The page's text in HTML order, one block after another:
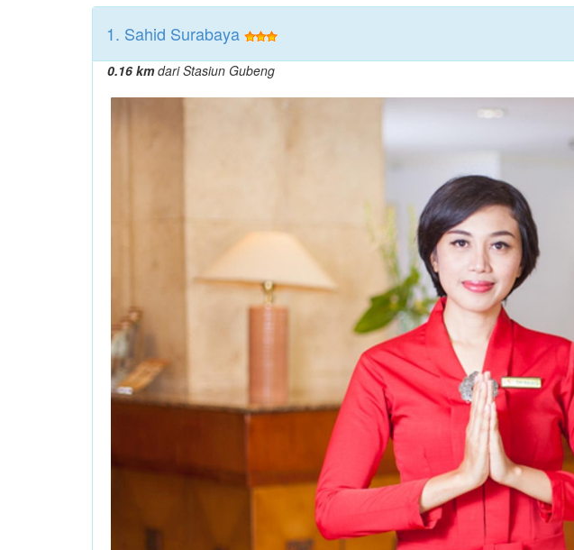
1. Sahid Surabaya
0.16 kmdari Stasiun Gubeng